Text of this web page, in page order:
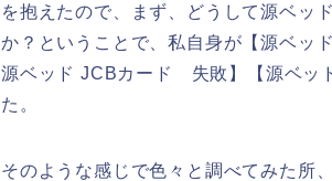
を抱えたので、まず、どうして源ベッ
か？ということで、私自身が【源ベ
源ベッド JCBカード 失敗】【源ベッ
た。
そのような感じで色々と調べてみた所